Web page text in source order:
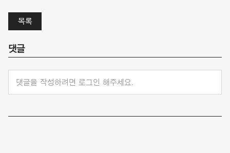
목록
댓글
댓글을 작성하려면 로그인 해주세요.